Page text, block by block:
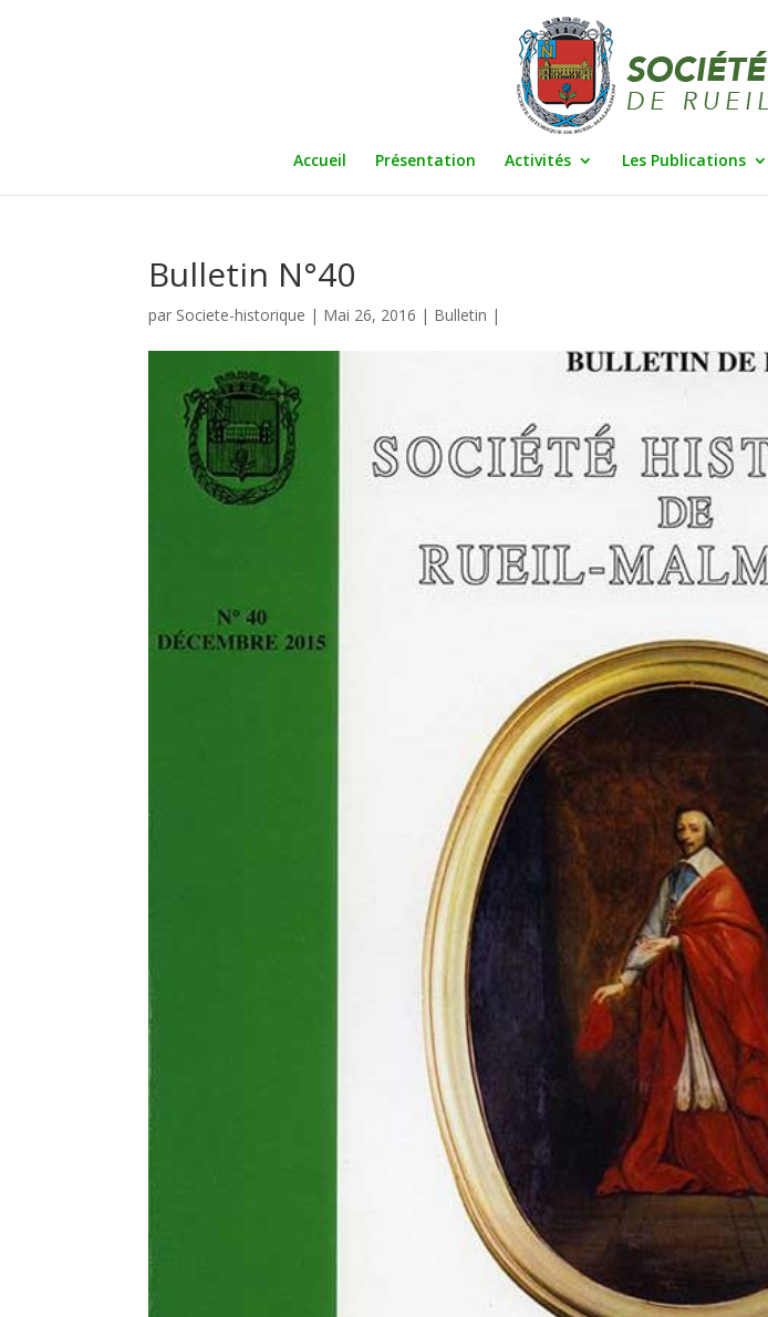
Accueil Présentation Activités Les Publications
Bulletin N°40
par Societe-historique | Mai 26, 2016 | Bulletin |